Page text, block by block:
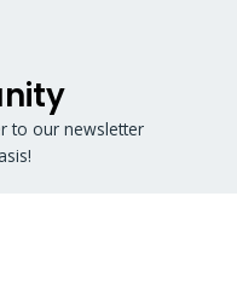
to our newsletter